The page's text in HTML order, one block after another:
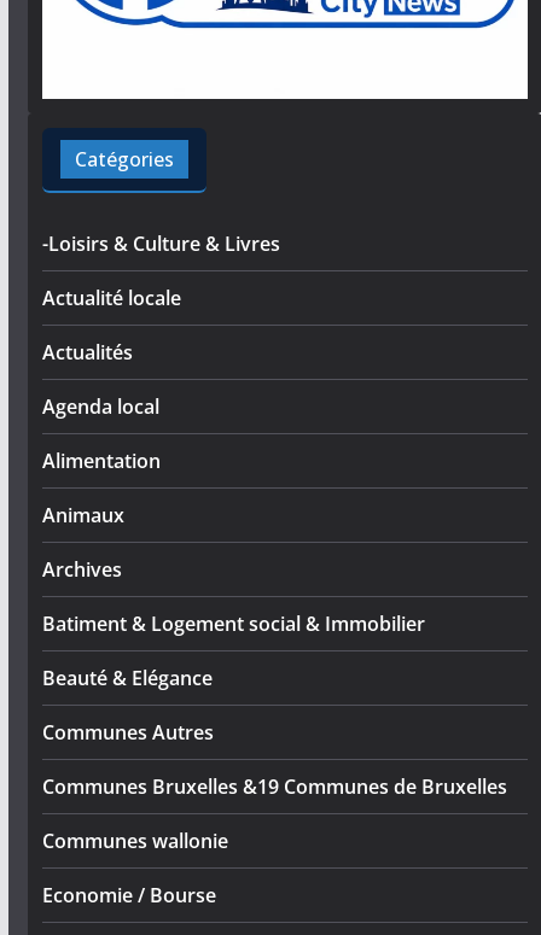
Catégories
-Loisirs & Culture & Livres
Actualité locale
Actualités
Agenda local
Alimentation
Animaux
Archives
Batiment & Logement social & Immobilier
Beauté & Elégance
Communes Autres
Communes Bruxelles &19 Communes de Bruxelles
Communes wallonie
Economie / Bourse